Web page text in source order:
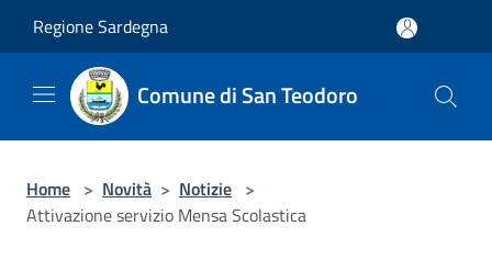
Regione Sardegna
Comune di San Teodoro
Home > Novità > Notizie >
Attivazione servizio Mensa Scolastica